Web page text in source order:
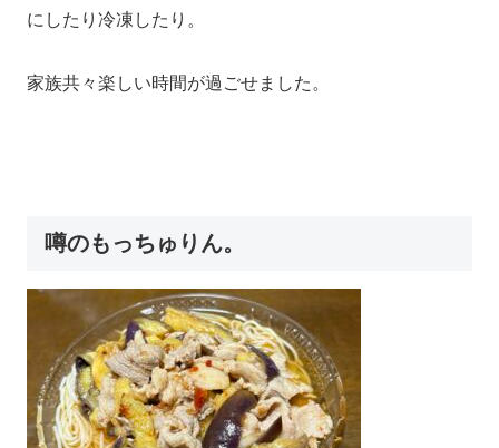
にしたり冷凍したり。
家族共々楽しい時間が過ごせました。
噂のもっちゅりん。